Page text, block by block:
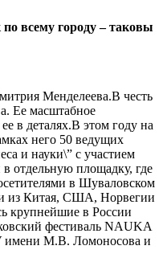
всему городу – таковы
Менделеева.В честь
Ее масштабное
в деталях.В этом году на
него 50 ведущих
и науки\” с участием
отдельную площадку, где
в Шуваловском
из Китая, США, Норвегии
крупнейшие в России
фестиваль NAUKA
имени М.В. Ломоносова и